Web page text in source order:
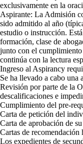
exclusivamente en la
Aspirante: La Admisión
sido admitido al año
estudio o instrucción.
formación, clase de
junto con el cumplimiento
continúa con la lectura
Ingreso al Aspirancy
Se ha llevado a cabo una
Revisión por parte de la
descalificaciones e
Cumplimiento del pre-
Carta de petición del
Carta de aprobación de
Cartas de recomendación
Los expedientes de